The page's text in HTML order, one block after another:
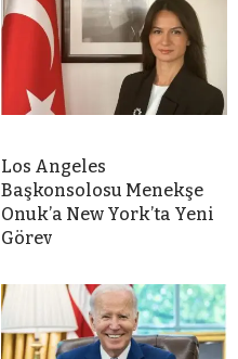
Los Angeles
Başkonsolosu Menekşe
Onuk’a New York’ta Yeni
Görev